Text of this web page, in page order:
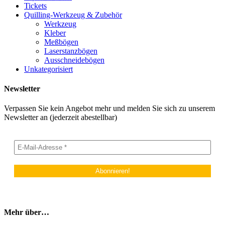
Tickets
Quilling-Werkzeug & Zubehör
Werkzeug
Kleber
Meßbögen
Laserstanzbögen
Ausschneidebögen
Unkategorisiert
Newsletter
Verpassen Sie kein Angebot mehr und melden Sie sich zu unserem
Newsletter an (jederzeit abestellbar)
Mehr über…